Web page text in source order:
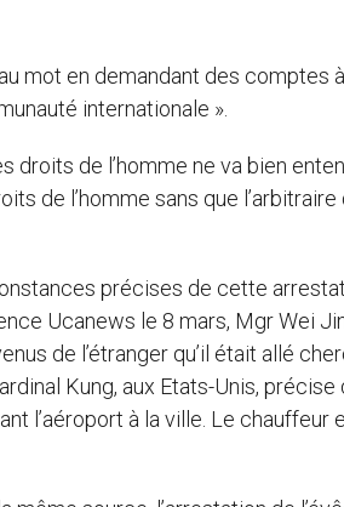
mot en demandant des comptes
internationale ».
droits de l’homme ne va bien
de l’homme sans que
précises de cette
Ucanews le 8 mars, Mgr Wei
de l’étranger qu’il était allé
Kung, aux Etats-Unis, précise
l’aéroport à la ville. Le chauffeur